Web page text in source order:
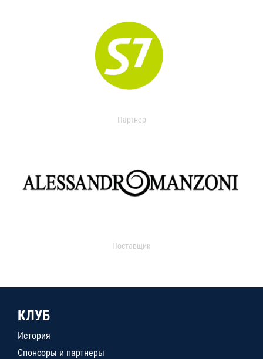
Партнер
Поставщик
КЛУБ
История
Спонсоры и партнеры